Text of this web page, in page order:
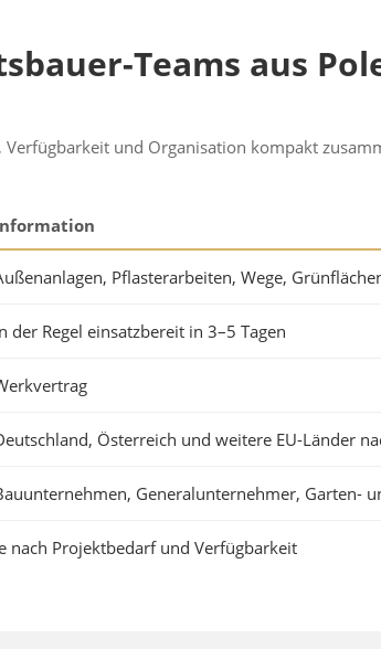
Teams aus
und Organisation kompakt
Pflasterarbeiten, Wege,
der Regel einsatzbereit in 3–5 Tagen
Österreich und weitere EU-Länder
Generalunternehmer, Garten-
nach Projektbedarf und Verfügbarkeit